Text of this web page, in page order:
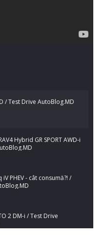
/ Test Drive AutoBlog.MD
Hybrid GR SPORT AWD-i
PHEV - cât consumă?! /
2 DM-i / Test Drive